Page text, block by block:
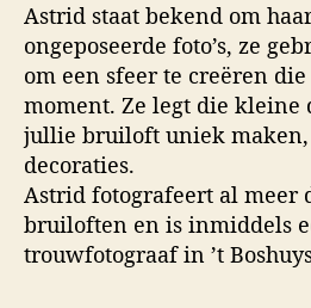
Astrid staat bekend om
ongeposeerde foto’s, ze
om een sfeer te creëren
moment. Ze legt die kleine
jullie bruiloft uniek maken,
decoraties.
Astrid fotografeert al meer
bruiloften en is inmiddels
trouwfotograaf in ’t